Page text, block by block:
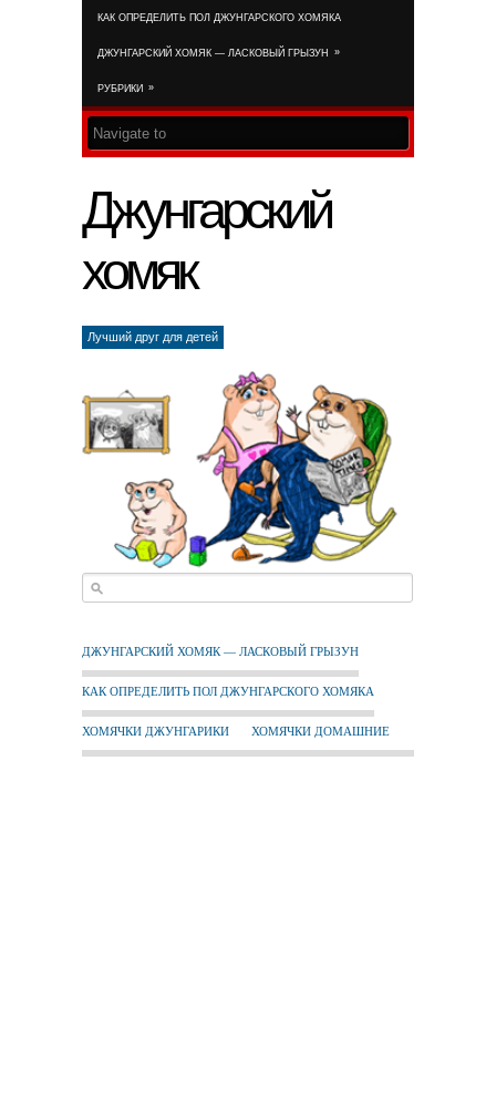
КАК ОПРЕДЕЛИТЬ ПОЛ ДЖУНГАРСКОГО ХОМЯКА
ДЖУНГАРСКИЙ ХОМЯК — ЛАСКОВЫЙ ГРЫЗУН »
РУБРИКИ »
Джунгарский
хомяк
Лучший друг для детей
ДЖУНГАРСКИЙ ХОМЯК — ЛАСКОВЫЙ ГРЫЗУН
КАК ОПРЕДЕЛИТЬ ПОЛ ДЖУНГАРСКОГО ХОМЯКА
ХОМЯЧКИ ДЖУНГАРИКИ ХОМЯЧКИ ДОМАШНИЕ